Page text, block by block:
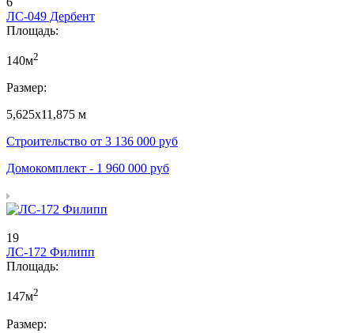
ЛС-049 Дербент
Площадь:
140м2
Размер:
5,625х11,875 м
Строительство от 3 136 000 руб
Домокомплект - 1 960 000 руб
19
ЛС-172 Филипп
Площадь:
147м2
Размер: